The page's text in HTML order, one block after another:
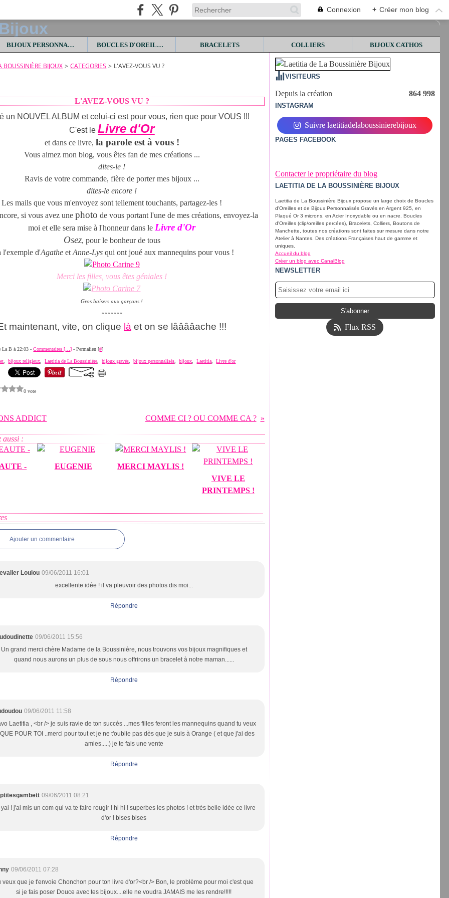
Connexion + Créer mon blog
BIJOUX PERSONNALISES BOUCLES D'OREILLES BRACELETS COLLIERS BIJOUX CATHOS
BOUSSINIÈRE BIJOUX > CATEGORIES > L'AVEZ-VOUS VU ?
L'AVEZ-VOUS VU ?
un NOUVEL ALBUM et celui-ci est pour vous, rien que pour VOUS !!!
C'est leLivre d'Or
et dans ce livre, la parole est à vous !
Vous aimez mon blog, vous êtes fan de mes créations ...
dites-le !
Ravis de votre commande, fière de porter mes bijoux ...
dites-le encore !
Les mails que vous m'envoyez sont tellement touchants, partagez-les !
si vous avez unephoto de vous portant l'une de mes créations, envoyez-la
moi et elle sera mise à l'honneur dans le Livre d'Or
Osez, pour le bonheur de tous
l'exemple d'Agatheet Anne-Lys qui ont joué aux mannequins pour vous !
Merci les filles, vous êtes géniales !
Gros baisers aux garçons !
*******
maintenant, vite, on clique là et on se lââââache !!!
La B à 22:03 -Commentaires [ …] - Permalien [#]
,bijoux religieux ,Laetitia de La Boussinière ,bijoux gravés ,bijoux personnalisés ,bijoux ,Laetitia ,Livre d'or
0 vote
ADDICT COMME CI ? OU COMME CA ?
aussi :
- EUGENIE
MERCI MAYLIS !
VIVE LE
PRINTEMPS !
Ajouter un commentaire
Loulou 09/06/2011 16:01
excellente idée ! il va pleuvoir des photos dis moi...
Répondre
09/06/2011 15:56
Un grand merci chère Madame de la Boussinière, nous trouvons vos bijoux magnifiques et
quand nous aurons un plus de sous nous offrirons un bracelet à notre maman......
Répondre
09/06/2011 11:58
Laetitia , <br /> je suis ravie de ton succès ...mes filles feront les mannequins quand tu veux
POUR TOI ..merci pour tout et je ne t'oublie pas dès que je suis à Orange ( et que j'ai des
amies.....) je te fais une vente
Répondre
09/06/2011 08:21
! j'ai mis un com qui va te faire rougir ! hi hi ! superbes les photos ! et très belle idée ce livre
d'or ! bises bises
Répondre
09/06/2011 07:28
veux que je t'envoie Chonchon pour ton livre d'or?<br /> Bon, le problème pour moi c'est que
si je fais poser Douce avec tes bijoux....elle ne voudra JAMAIS me les rendre!!!!!
VISITEURS
Depuis la création 864 998
INSTAGRAM
Suivre laetitiadelaboussinierebijoux
PAGES FACEBOOK
Contacter le propriétaire du blog
LAETITIA DE LA BOUSSINIÈRE BIJOUX
Laetitia de La Boussinière Bijoux propose un large choix de Boucles
d'Oreilles et de Bijoux Personnalisés Gravés en Argent 925, en
Plaqué Or 3 microns, en Acier Inoxydable ou en nacre. Boucles
d'Oreilles (clip/oreilles percées), Bracelets, Colliers, Boutons de
Manchette, toutes nos créations sont faites sur mesure dans notre
Atelier à Nantes. Des créations Françaises haut de gamme et
uniques.
Accueil du blog
Créer un blog avec CanalBlog
NEWSLETTER
Flux RSS